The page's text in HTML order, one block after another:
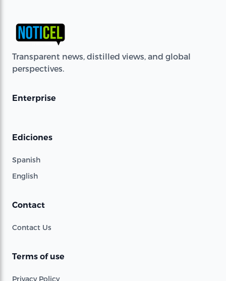
Transparent news, distilled views, and global
perspectives.
Enterprise
Ediciones
Spanish
English
Contact
Contact Us
Terms of use
Privacy Policy